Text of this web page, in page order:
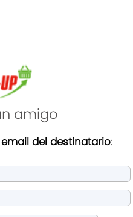
amigo
del destinatario: